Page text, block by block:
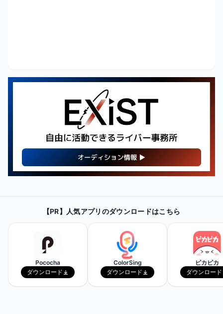
最新・人気の配信機材情報を
チェックしてみよう！
Amazonで見てみる
【PR】人気アプリのダウンロードはこちら
Pococha
ダウンロード
ColorSing
ダウンロード
ピカピカ
ダウンロード